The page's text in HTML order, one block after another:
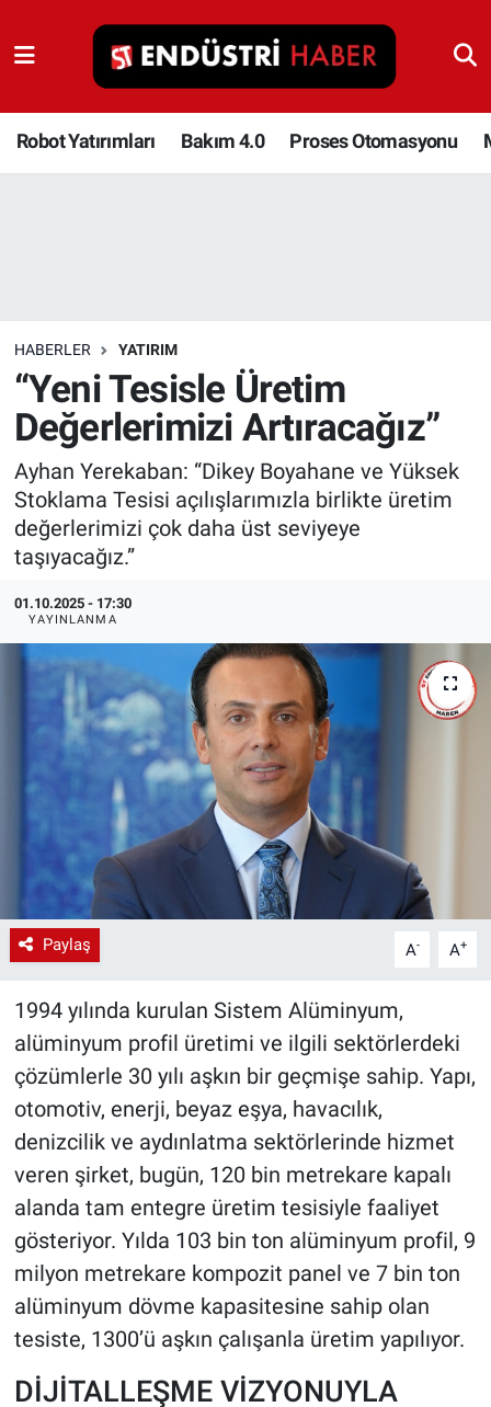
Robot Yatırımları Bakım 4.0 Proses Otomasyonu
HABERLER YATIRIM
“Yeni Tesisle Üretim
Değerlerimizi Artıracağız”
Ayhan Yerekaban: “Dikey Boyahane ve Yüksek
Stoklama Tesisi açılışlarımızla birlikte üretim
değerlerimizi çok daha üst seviyeye
taşıyacağız.”
01.10.2025 - 17:30
YAYINLANMA
Paylaş A- A+
1994 yılında kurulan Sistem Alüminyum,
alüminyum profil üretimi ve ilgili sektörlerdeki
çözümlerle 30 yılı aşkın bir geçmişe sahip. Yapı,
otomotiv, enerji, beyaz eşya, havacılık,
denizcilik ve aydınlatma sektörlerinde hizmet
veren şirket, bugün, 120 bin metrekare kapalı
alanda tam entegre üretim tesisiyle faaliyet
gösteriyor. Yılda 103 bin ton alüminyum profil, 9
milyon metrekare kompozit panel ve 7 bin ton
alüminyum dövme kapasitesine sahip olan
tesiste, 1300’ü aşkın çalışanla üretim yapılıyor.
DİJİTALLEŞME VİZYONUYLA
Robot Yatırımları
Bakım 4.0
İnşaat ve Malzeme
HaberOrtak
EndüstriST
Endüstri 4.0 Uygulamaları
Ağır Sanayi Çözümleri